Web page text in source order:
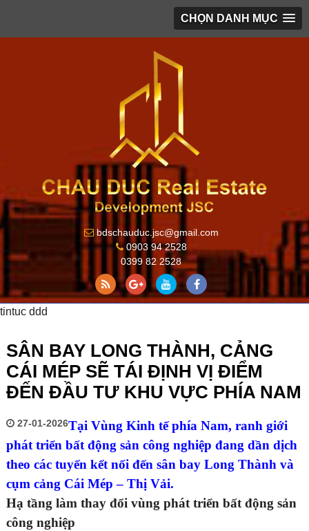
CHỌN DANH MỤC
bdschauduc.jsc@gmail.com
0903 94 2528
0399 82 2528
tintuc ddd
SÂN BAY LONG THÀNH, CẢNG
CÁI MÉP SẼ TÁI ĐỊNH VỊ ĐIỂM
ĐẾN ĐẦU TƯ KHU VỰC PHÍA NAM
27-01-2026Tại Vùng Kinh tế phía Nam, ranh giới
phát triển bất động sản công nghiệp đang dần dịch
theo các tuyến kết nối đến sân bay Long Thành và
cụm cảng Cái Mép – Thị Vải.
Hạ tầng làm thay đổi vùng phát triển bất động sản
công nghiệp